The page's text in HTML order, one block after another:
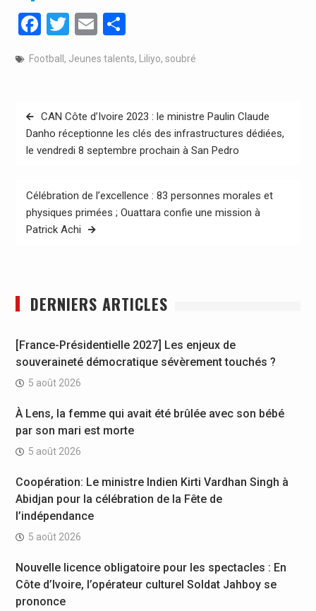
Facebook
Twitter
EmailPartager
Football , Jeunes talents, Liliyo, soubré
Navigation
de
l’article
CAN Côte d’Ivoire 2023 : le ministre Paulin Claude
Danho réceptionne les clés des infrastructures dédiées,
le vendredi 8 septembre prochain à San Pedro
Célébration de l’excellence : 83 personnes morales et
physiques primées ; Ouattara confie une mission à
Patrick Achi
DERNIERS ARTICLES
[France-Présidentielle 2027] Les enjeux de
souveraineté démocratique sévèrement touchés ?
5 août 2026
À Lens, la femme qui avait été brûlée avec son bébé
par son mari est morte
5 août 2026
Coopération: Le ministre Indien Kirti Vardhan Singh à
Abidjan pour la célébration de la Fête de
l’indépendance
5 août 2026
Nouvelle licence obligatoire pour les spectacles : En
Côte d’Ivoire, l’opérateur culturel Soldat Jahboy se
prononce